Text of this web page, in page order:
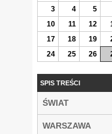
3
4 5
10
11 12
17
18 19
24
25 26
SPIS TREŚCI
ŚWIAT
WARSZAWA